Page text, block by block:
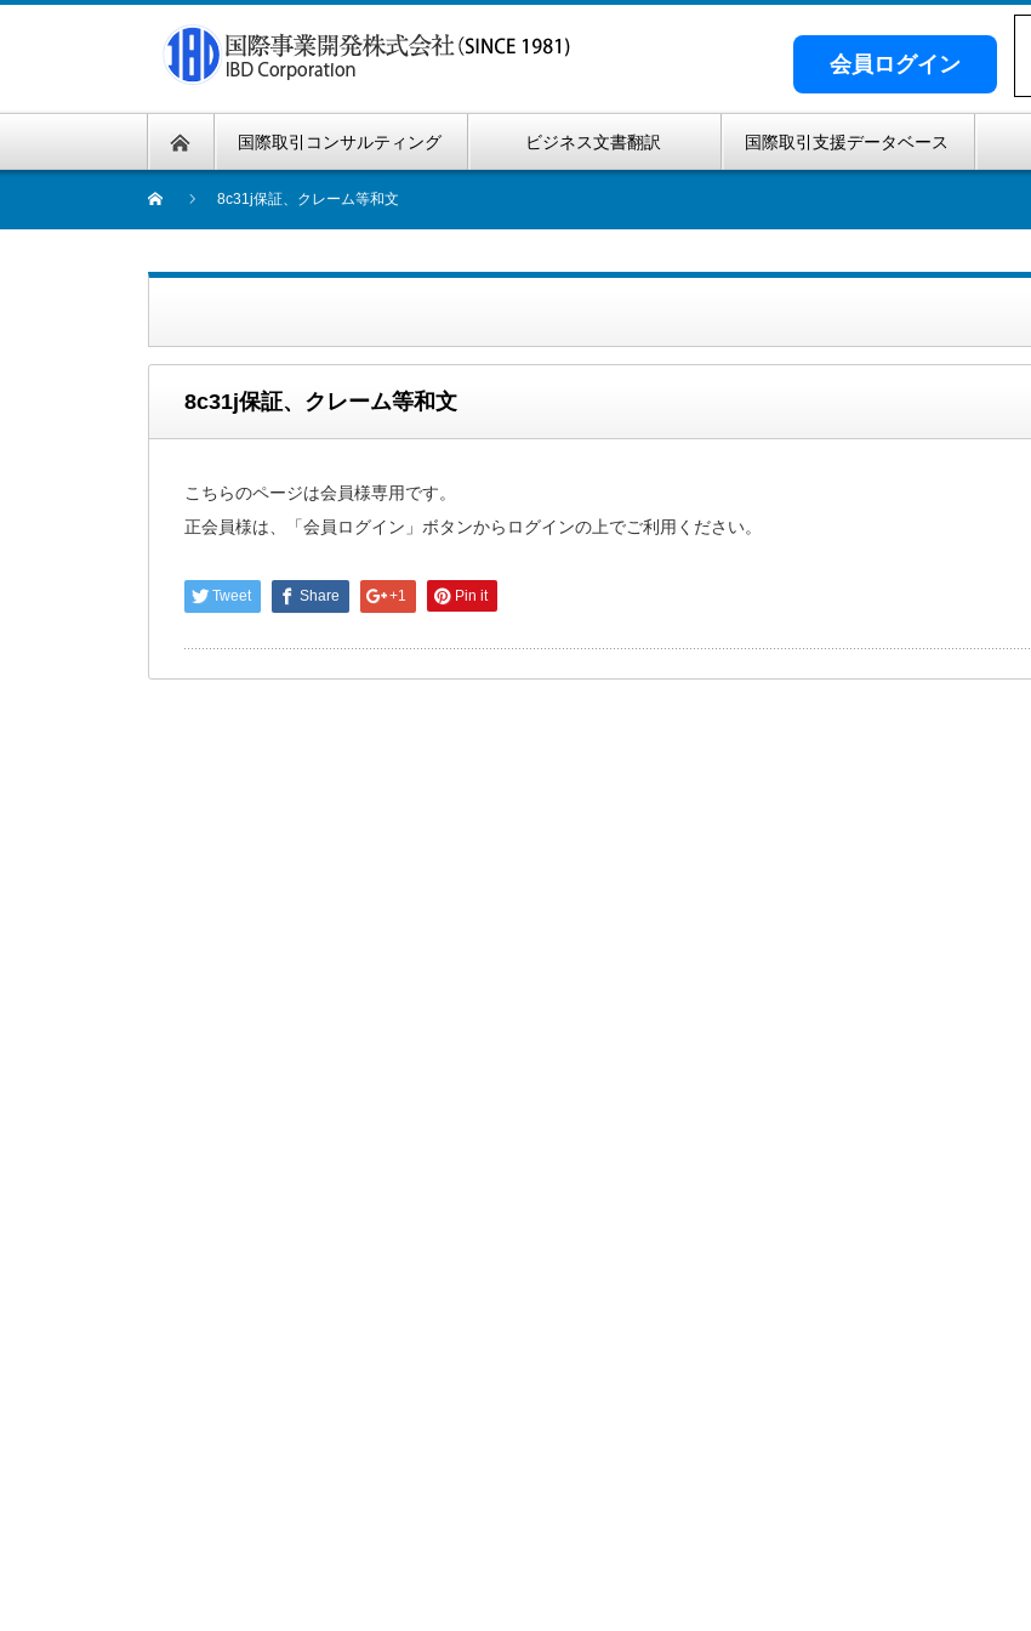
会員ログイン
国際取引コンサルティング ビジネス文書翻訳 国際取引支援データベース
8c31j保証、クレーム等和文
8c31j保証、クレーム等和文
こちらのページは会員様専用です。
正会員様は、「会員ログイン」ボタンからログインの上でご利用ください。
Tweet Share +1 Pin it